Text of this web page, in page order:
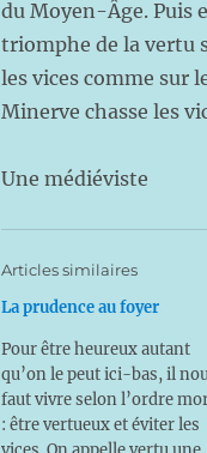
du Moyen-Âge. Puis
triomphe de la vertu
les vices comme sur
Minerve chasse les
Une médiéviste
Articles similaires
La prudence au foyer
Pour être heureux autant
qu’on le peut ici-bas, il
faut vivre selon l’ordre
: être vertueux et éviter les